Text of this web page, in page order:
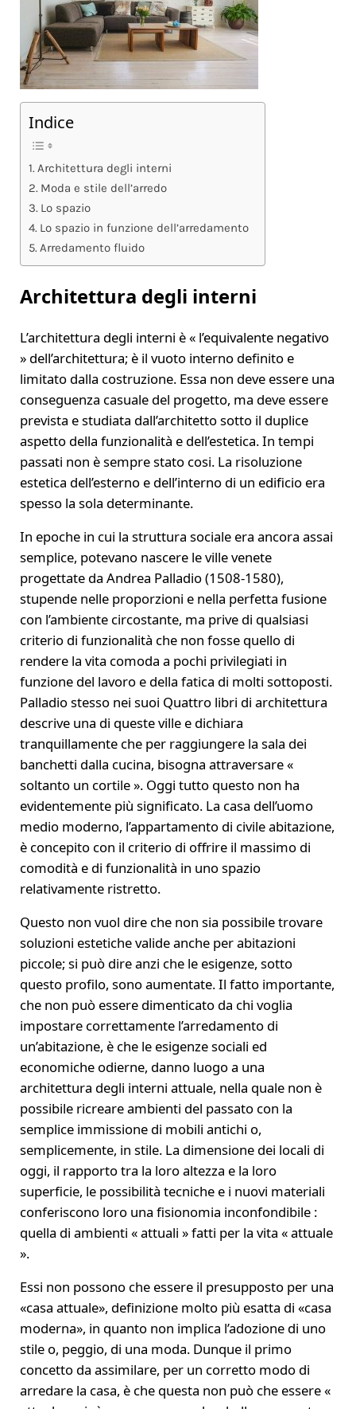
Indice
Architettura degli interni
Moda e stile dell’arredo
Lo spazio
Lo spazio in funzione dell’arredamento
Arredamento fluido
Architettura degli interni
L’architettura degli interni è « l’equivalente negativo
» dell’architettura; è il vuoto interno definito e
limitato dalla costruzione. Essa non deve essere una
conseguenza casuale del progetto, ma deve essere
prevista e studiata dall’architetto sotto il duplice
aspetto della funzionalità e dell’estetica. In tempi
passati non è sempre stato cosi. La risoluzione
estetica dell’esterno e dell’interno di un edificio era
spesso la sola determinante.
In epoche in cui la struttura sociale era ancora assai
semplice, potevano nascere le ville venete
progettate da Andrea Palladio (1508-1580),
stupende nelle proporzioni e nella perfetta fusione
con l’ambiente circostante, ma prive di qualsiasi
criterio di funzionalità che non fosse quello di
rendere la vita comoda a pochi privilegiati in
funzione del lavoro e della fatica di molti sottoposti.
Palladio stesso nei suoi Quattro libri di architettura
descrive una di queste ville e dichiara
tranquillamente che per raggiungere la sala dei
banchetti dalla cucina, bisogna attraversare «
soltanto un cortile ». Oggi tutto questo non ha
evidentemente più significato. La casa dell’uomo
medio moderno, l’appartamento di civile abitazione,
è concepito con il criterio di offrire il massimo di
comodità e di funzionalità in uno spazio
relativamente ristretto.
Questo non vuol dire che non sia possibile trovare
soluzioni estetiche valide anche per abitazioni
piccole; si può dire anzi che le esigenze, sotto
questo profilo, sono aumentate. Il fatto importante,
che non può essere dimenticato da chi voglia
impostare correttamente l’arredamento di
un’abitazione, è che le esigenze sociali ed
economiche odierne, danno luogo a una
architettura degli interni attuale, nella quale non è
possibile ricreare ambienti del passato con la
semplice immissione di mobili antichi o,
semplicemente, in stile. La dimensione dei locali di
oggi, il rapporto tra la loro altezza e la loro
superficie, le possibilità tecniche e i nuovi materiali
conferiscono loro una fisionomia inconfondibile :
quella di ambienti « attuali » fatti per la vita « attuale
».
Essi non possono che essere il presupposto per una
«casa attuale», definizione molto più esatta di «casa
moderna», in quanto non implica l’adozione di uno
stile o, peggio, di una moda. Dunque il primo
concetto da assimilare, per un corretto modo di
arredare la casa, è che questa non può che essere «